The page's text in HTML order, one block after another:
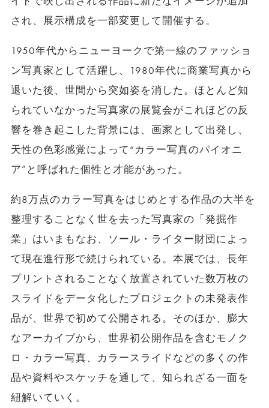
され、展示構成を一部変更して開催する。
1950年代からニューヨークで第一線のファッショ
ン写真家として活躍し、1980年代に商業写真から
退いた後、世間から突如姿を消した。ほとんど知
られていなかった写真家の展覧会がこれほどの反
響を巻き起こした背景には、画家として出発し、
天性の色彩感覚によって“カラー写真のパイオニ
ア”と呼ばれた個性と才能があった。
約8万点のカラー写真をはじめとする作品の大半を
整理することなく世を去った写真家の「発掘作
業」はいまもなお、ソール・ライター財団によっ
て現在進行形で続けられている。本展では、長年
プリントされることなく放置されていた数万枚の
スライドをデータ化したプロジェクトの未発表作
品が、世界で初めて公開される。そのほか、膨大
なアーカイブから、世界初公開作品を含むモノク
ロ・カラー写真、カラースライドなどの多くの作
品や資料やスケッチを通して、知られざる一面を
紐解いていく。